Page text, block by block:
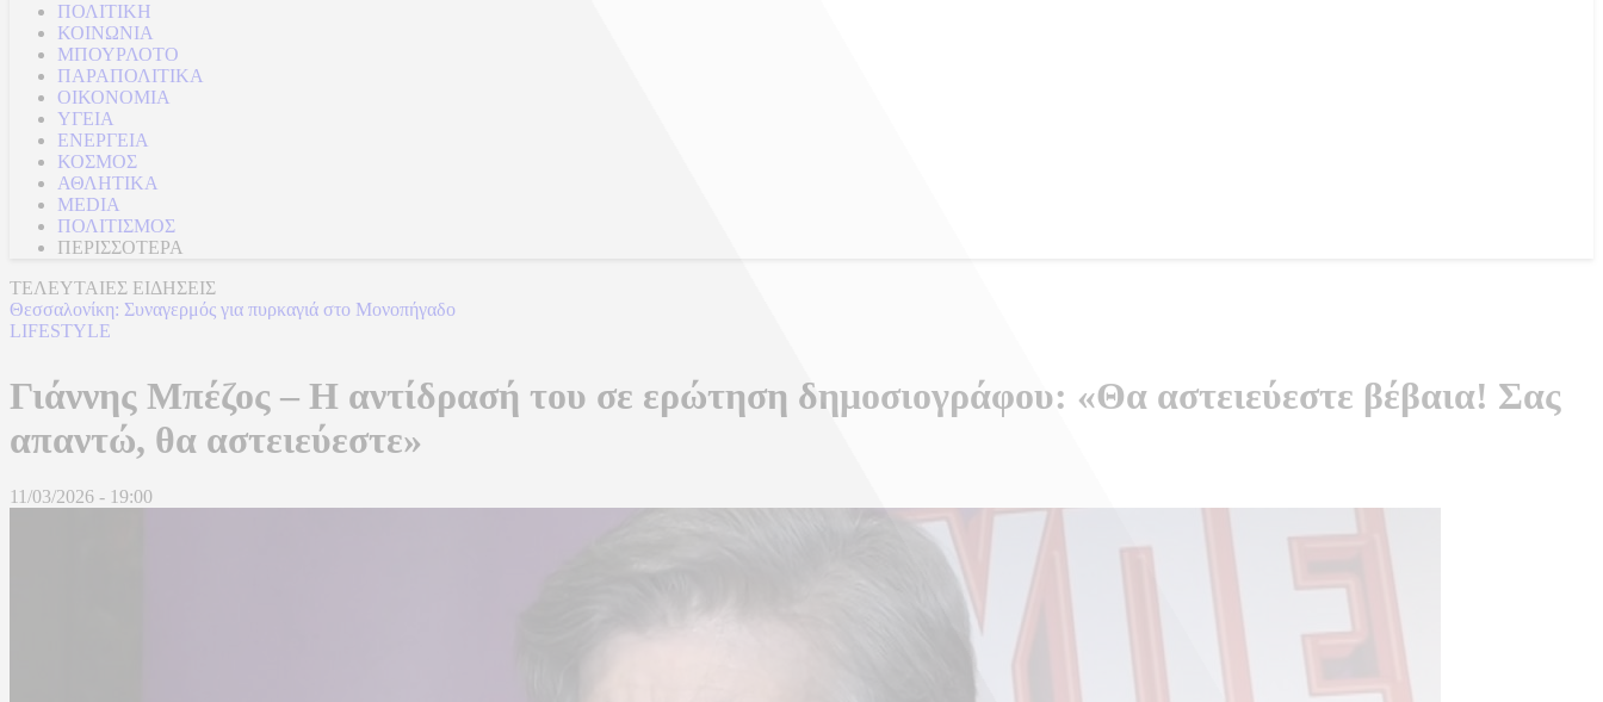
ΠΟΛΙΤΙΚΗ
ΚΟΙΝΩΝΙΑ
ΜΠΟΥΡΛΟΤΟ
ΠΑΡΑΠΟΛΙΤΙΚΑ
ΟΙΚΟΝΟΜΙΑ
ΥΓΕΙΑ
ΕΝΕΡΓΕΙΑ
ΚΟΣΜΟΣ
ΑΘΛΗΤΙΚΑ
MEDIA
ΠΟΛΙΤΙΣΜΟΣ
ΠΕΡΙΣΣΟΤΕΡΑ
ΤΕΛΕΥΤΑΙΕΣ ΕΙΔΗΣΕΙΣ
Θεσσαλονίκη: Συναγερμός για πυρκαγιά στο Μονοπήγαδο
LIFESTYLE
Γιάννης Μπέζος – Η αντίδρασή του σε ερώτηση δημοσιογράφου: «Θα αστειεύεστε βέβαια! Σας
απαντώ, θα αστειεύεστε»
11/03/2026 - 19:00